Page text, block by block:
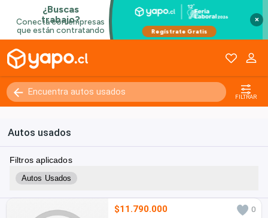
×
FILTRAR
Autos usados
Filtros aplicados
Autos Usados
$11.790.000
0